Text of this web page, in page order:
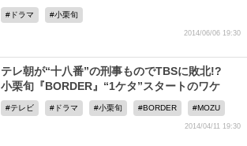
ドラマ 小栗旬
2014/06/06 19:30
テレ朝が“十八番”の刑事ものでTBSに敗北!?
小栗旬『BORDER』“1ケタ”スタートのワケ
テレビ ドラマ 小栗旬 BORDER MOZU
2014/04/11 19:30